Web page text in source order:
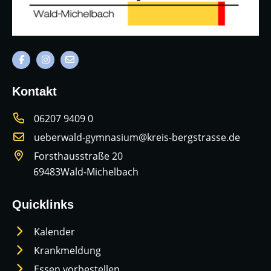
Kontakt
06207 9409 0
ueberwald-gymnasium@kreis-bergstrasse.de
Forsthausstraße 20
69483Wald-Michelbach
Quicklinks
Kalender
Krankmeldung